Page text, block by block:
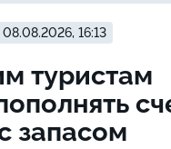
08.08.2026, 16:13
туристам
запасом